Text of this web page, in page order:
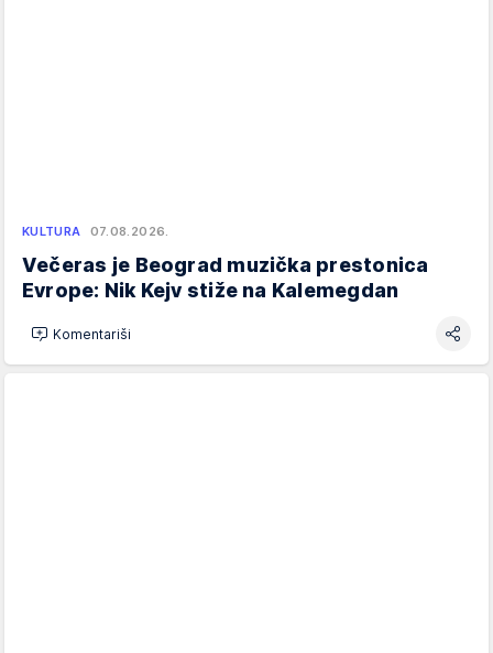
KULTURA 07.08.2026.
Večeras je Beograd muzička prestonica
Evrope: Nik Kejv stiže na Kalemegdan
Komentariši